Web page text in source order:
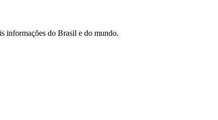
informações do Brasil e do mundo.